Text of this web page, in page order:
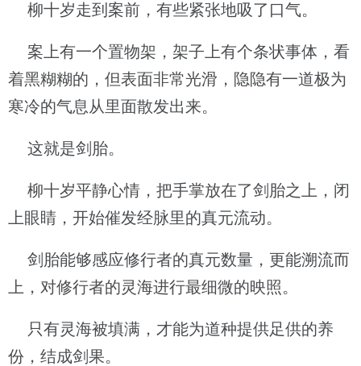
柳十岁走到案前，有些紧张地吸了口气。
案上有一个置物架，架子上有个条状事体，看
着黑糊糊的，但表面非常光滑，隐隐有一道极为
寒冷的气息从里面散发出来。
这就是剑胎。
柳十岁平静心情，把手掌放在了剑胎之上，闭
上眼睛，开始催发经脉里的真元流动。
剑胎能够感应修行者的真元数量，更能溯流而
上，对修行者的灵海进行最细微的映照。
只有灵海被填满，才能为道种提供足供的养
份，结成剑果。